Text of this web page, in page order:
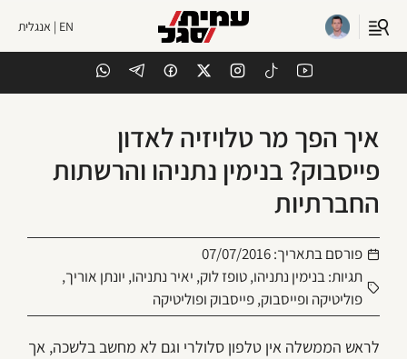
EN | אנגלית
איך הפך מר טלויזיה לאדון
פייסבוק? בנימין נתניהו והרשתות
החברתיות
פורסם בתאריך:07/07/2016
תגיות:בנימין נתניהו,טופז לוק, יאיר נתניהו, יונתן אוריך,
פוליטיקה ופייסבוק,פייסבוק ופוליטיקה
לראש הממשלה אין טלפון סלולרי וגם לא מחשב בלשכה, אך